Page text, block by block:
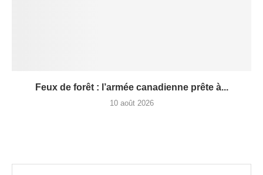
Feux de forêt : l’armée canadienne prête à...
10 août 2026